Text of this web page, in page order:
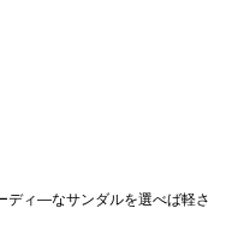
ディ―なサンダルを選べば軽さ